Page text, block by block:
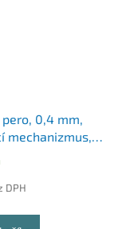
0,4 mm,
mechanizmus,
207E Signo",
DPH